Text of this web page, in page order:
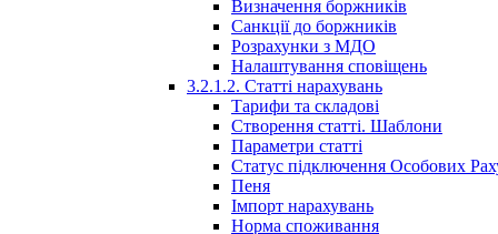
Визначення боржників
Санкції до боржників
Розрахунки з МДО
Налаштування сповіщень
3.2.1.2. Статті нарахувань
Тарифи та складові
Створення статті. Шаблони
Параметри статті
Статус підключення Особових
Пеня
Імпорт нарахувань
Норма споживання